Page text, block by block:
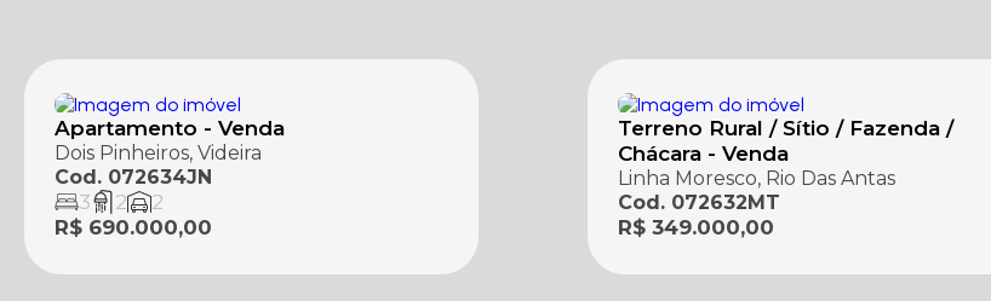
Apartamento - Venda
Dois Pinheiros, Videira
Cod. 072634JN
3 2
2
R$ 690.000,00
Terreno Rural / Sítio / Fazenda /
Chácara - Venda
Linha Moresco, Rio Das Antas
Cod. 072632MT
R$ 349.000,00